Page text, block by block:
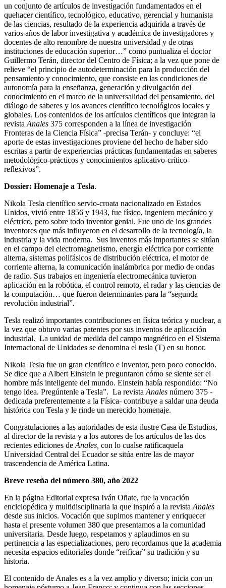
un conjunto de artículos de investigación fundamentados en el
quehacer científico, tecnológico, educativo, gerencial y humanista
de las ciencias, resultado de la experiencia adquirida a través de
varios años de labor investigativa y académica de investigadores y
docentes de alto renombre de nuestra universidad y de otras
instituciones de educación superior…” como puntualiza el doctor
Guillermo Terán, director del Centro de Física; a la vez que pone de
relieve “el principio de autodeterminación para la producción del
pensamiento y conocimiento, que consiste en las condiciones de
autonomía para la enseñanza, generación y divulgación del
conocimiento en el marco de la universalidad del pensamiento, del
diálogo de saberes y los avances científico tecnológicos locales y
globales. Los contenidos de los artículos científicos que integran la
revista Anales 375 corresponden a la línea de investigación
Fronteras de la Ciencia Física” -precisa Terán- y concluye: “el
aporte de estas investigaciones proviene del hecho de haber sido
escritas a partir de experiencias prácticas fundamentadas en saberes
metodológico-prácticos y conocimientos aplicativo-crítico-
reflexivos”.
Dossier: Homenaje a Tesla.
Nikola Tesla científico servio-croata nacionalizado en Estados
Unidos, vivió entre 1856 y 1943, fue físico, ingeniero mecánico y
eléctrico, pero sobre todo inventor genial. Fue uno de los grandes
inventores que más influyeron en el desarrollo de la tecnología, la
industria y la vida moderna. Sus inventos más importantes se sitúan
en el campo del electromagnetismo, energía eléctrica por corriente
alterna, sistemas polifásicos de distribución eléctrica, el motor de
corriente alterna, la comunicación inalámbrica por medio de ondas
de radio. Sus trabajos en ingeniería electromecánica tuvieron
aplicación en la robótica, el control remoto, el radar y las ciencias de
la computación… que fueron determinantes para la “segunda
revolución industrial”.
Tesla realizó importantes contribuciones en física teórica y nuclear, a
la vez que obtuvo varias patentes por sus inventos de aplicación
industrial. La unidad de medida del campo magnético en el Sistema
Internacional de Unidades se denomina el tesla (T) en su honor.
Nikola Tesla fue un gran científico e inventor, pero poco conocido.
Se dice que a Albert Einstein le preguntaron cómo se siente ser el
hombre más inteligente del mundo. Einstein había respondido: “No
tengo idea. Pregúntenle a Tesla”. La revista Anales número 375 -
dedicada preferentemente a la Física- contribuye a saldar una deuda
histórica con Tesla y le rinde un merecido homenaje.
Congratulaciones a las autoridades de esta ilustre Casa de Estudios,
al director de la revista y a los autores de los artículos de las dos
recientes ediciones de Anales, con lo cualse ratificaquela
Universidad Central del Ecuador se sitúa entre las de mayor
trascendencia de América Latina.
Breve reseña del número 380, año 2022
En la página Editorial expresa Iván Oñate, fue la vocación
enciclopédica y multidisciplinaria la que inspiró a la revista Anales
desde sus inicios. Vocación que supimos mantener y enriquecer
hasta el presente volumen 380 que presentamos a la comunidad
universitaria. Desde luego, respetamos y aplaudimos en su
pertinencia a las especializaciones, pero recordamos que la academia
necesita espacios editoriales donde “reificar” su tradición y su
historia.
El contenido de Anales es a la vez amplio y diverso; inicia con un